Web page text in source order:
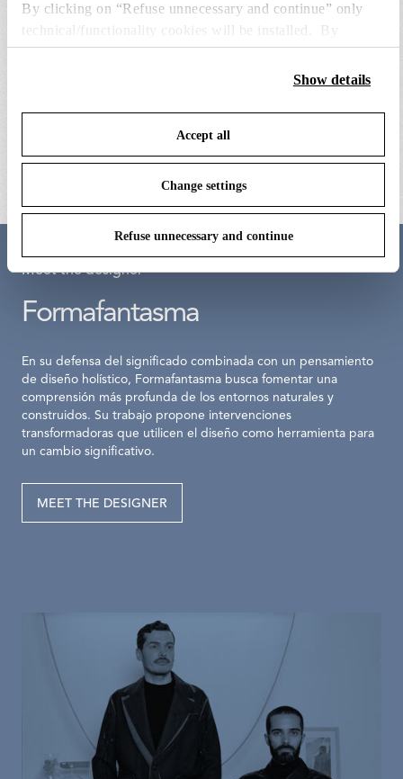
By clicking on “Refuse unnecessary and continue” only
technical/functionality cookies will be installed. By
clicking on “Accept all” you consent to the use of all the
cookies. By clicking on “Change settings” you can accept
your choices. You can modify your options anytime. To
Cookie Policy
Show details
Accept all
Change settings
Refuse unnecessary and continue
wirering ring assembly
black plug
Meet the designer
Formafantasma
En su defensa del significado combinada con un pensamiento
de diseño holístico, Formafantasma busca fomentar una
comprensión más profunda de los entornos naturales y
construidos. Su trabajo propone intervenciones
transformadoras que utilicen el diseño como herramienta para
un cambio significativo.
MEET THE DESIGNER